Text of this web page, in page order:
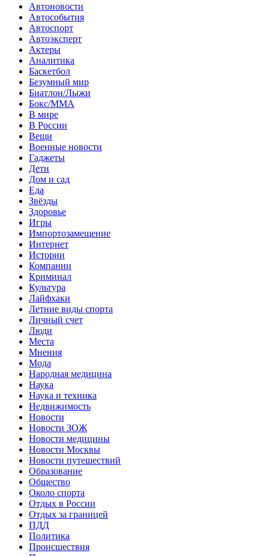
Автоновости
Автособытия
Автоспорт
Автоэксперт
Актеры
Аналитика
Баскетбол
Безумный мир
Биатлон/Лыжи
Бокс/MMA
В мире
В России
Вещи
Военные новости
Гаджеты
Дети
Дом и сад
Еда
Звёзды
Здоровье
Игры
Импортозамещение
Интернет
Истории
Компании
Криминал
Культура
Лайфхаки
Летние виды спорта
Личный счет
Люди
Места
Мнения
Мода
Народная медицина
Наука
Наука и техника
Недвижимость
Новости
Новости ЗОЖ
Новости медицины
Новости Москвы
Новости путешествий
Образование
Общество
Около спорта
Отдых в России
Отдых за границей
ПДД
Политика
Происшествия